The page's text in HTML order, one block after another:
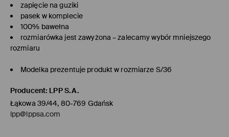
zapięcie na guziki
pasek w komplecie
100% bawełna
rozmiarówka jest zawyżona – zalecamy wybór mniejszego
rozmiaru
Modelka prezentuje produkt w rozmiarze S/36
Producent: LPP S.A.
Łąkowa 39/44, 80-769 Gdańsk
lpp@lppsa.com